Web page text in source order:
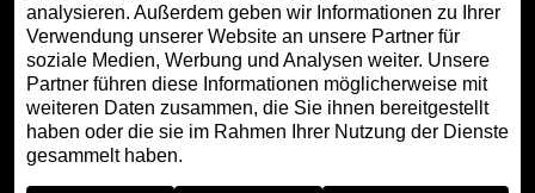
analysieren. Außerdem geben wir Informationen zu Ihrer
Verwendung unserer Website an unsere Partner für
soziale Medien, Werbung und Analysen weiter. Unsere
Partner führen diese Informationen möglicherweise mit
weiteren Daten zusammen, die Sie ihnen bereitgestellt
haben oder die sie im Rahmen Ihrer Nutzung der Dienste
gesammelt haben.
PETITE HEURE MINUTE RED GOLD - GOLDEN
ROAD